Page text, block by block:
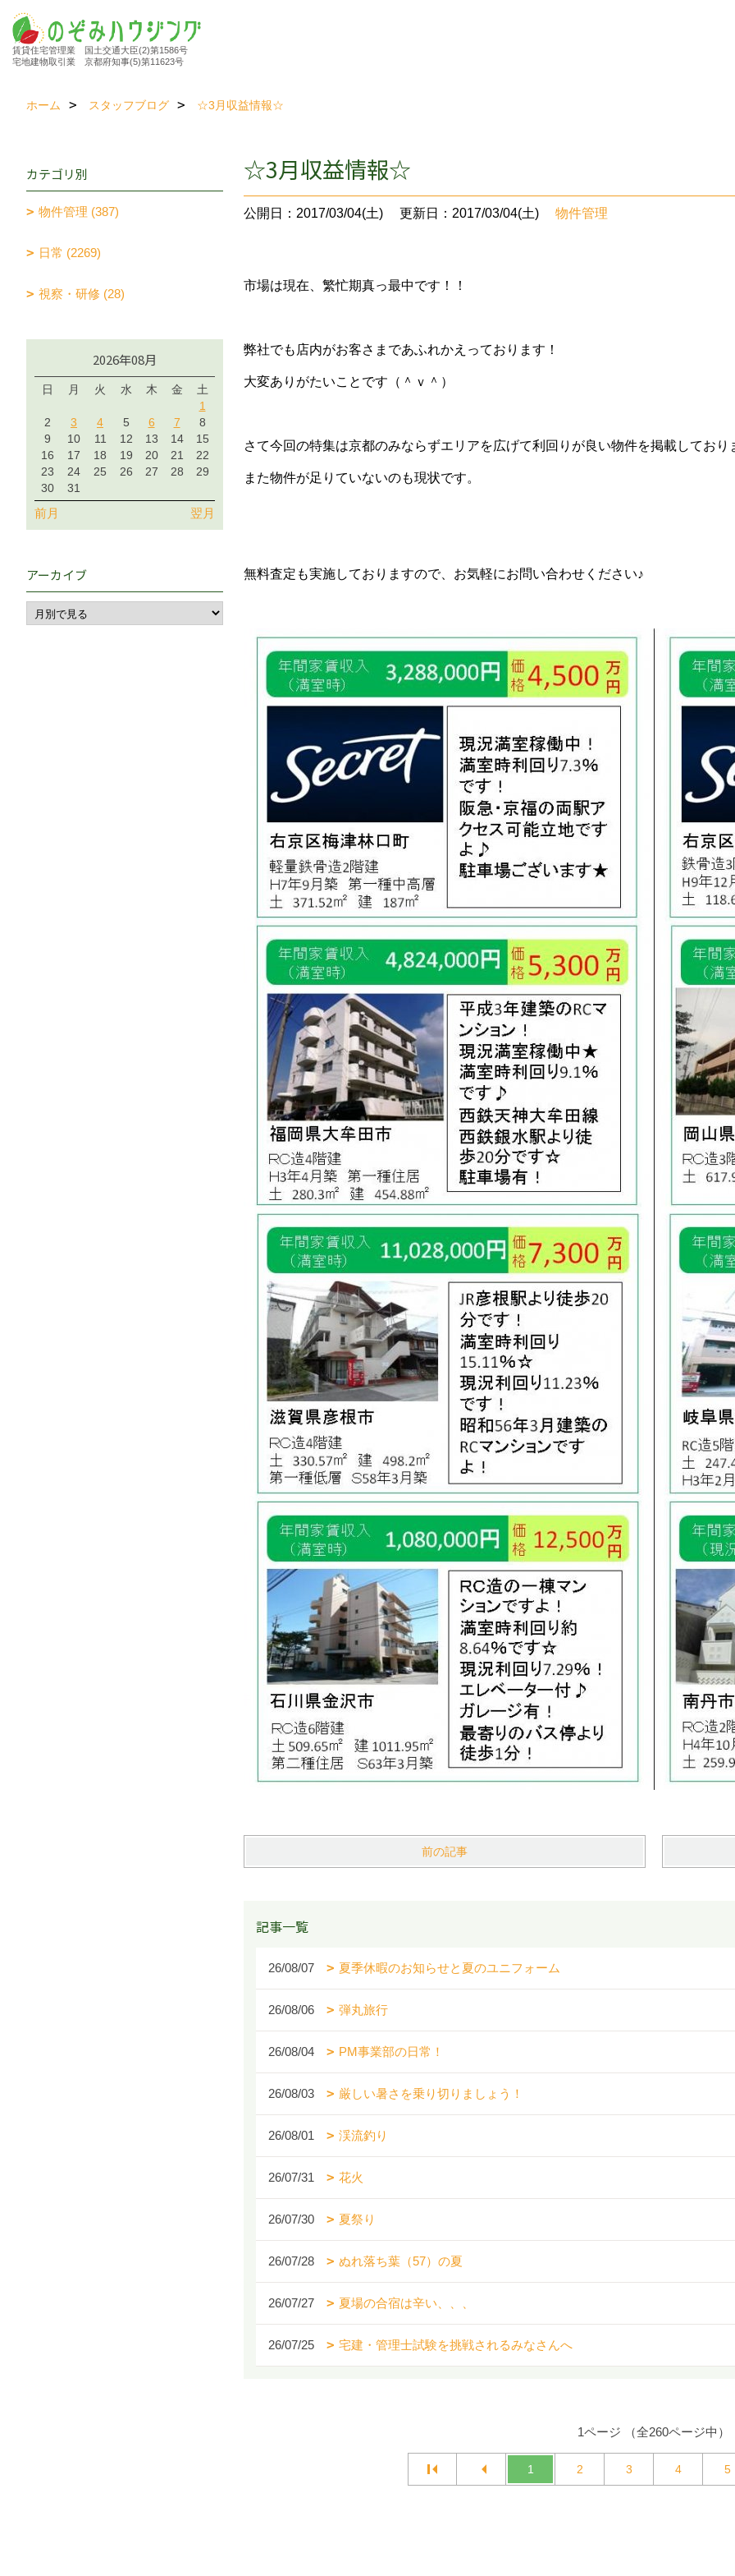
賃貸住宅管理業 国土交通大臣(2)第1586号
宅地建物取引業 京都府知事(5)第11623号
ホーム スタッフブログ ☆3月収益情報☆
☆3月収益情報☆
公開日：2017/03/04(土) 更新日：2017/03/04(土) 物件管理
市場は現在、繁忙期真っ最中です！！
弊社でも店内がお客さまであふれかえっております！
大変ありがたいことです（＾ｖ＾）
さて今回の特集は京都のみならずエリアを広げて利回りが良い物件を掲載しており
また物件が足りていないのも現状です。
無料査定も実施しておりますので、お気軽にお問い合わせください♪
前の記事
記事一覧
26/08/07 夏季休暇のお知らせと夏のユニフォーム
26/08/06 弾丸旅行
26/08/04 PM事業部の日常！
26/08/03 厳しい暑さを乗り切りましょう！
26/08/01 渓流釣り
26/07/31 花火
26/07/30 夏祭り
26/07/28 ぬれ落ち葉（57）の夏
26/07/27 夏場の合宿は辛い、、、
26/07/25 宅建・管理士試験を挑戦されるみなさんへ
1ページ （全260ページ中）
1 2 3 4 5
カテゴリ別
物件管理 (387)
日常 (2269)
視察・研修 (28)
2026年08月
日 月 火 水 木 金
土
1
2
3 4 5 6 7
8
9
10 11 12 13 14
15
16
17 18 19 20 21
22
23
24 25 26 27 28
29
30
31
前月 翌月
アーカイブ